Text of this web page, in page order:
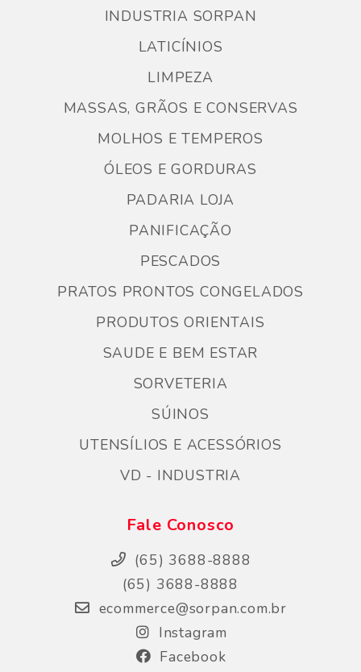
INDUSTRIA SORPAN
LATICÍNIOS
LIMPEZA
MASSAS, GRÃOS E CONSERVAS
MOLHOS E TEMPEROS
ÓLEOS E GORDURAS
PADARIA LOJA
PANIFICAÇÃO
PESCADOS
PRATOS PRONTOS CONGELADOS
PRODUTOS ORIENTAIS
SAUDE E BEM ESTAR
SORVETERIA
SÚINOS
UTENSÍLIOS E ACESSÓRIOS
VD - INDUSTRIA
Fale Conosco
(65) 3688-8888
(65) 3688-8888
ecommerce@sorpan.com.br
Instagram
Facebook